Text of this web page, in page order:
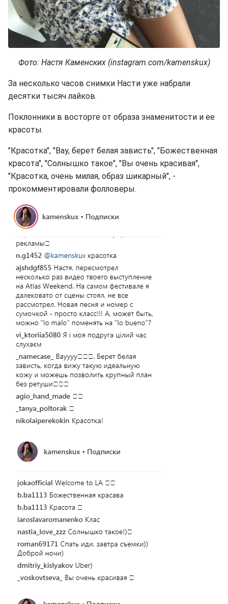
Фото: Настя Каменских (instagram.com/kamenskux)
За несколько часов снимки Насти уже набрали
десятки тысяч лайков.
Поклонники в восторге от образа знаменитости и ее
красоты.
"Красотка", "Вау, берет белая зависть", "Божественная
красота", "Солнышко такое", "Вы очень красивая",
"Красотка, очень милая, образ шикарный", -
прокомментировали фолловеры.